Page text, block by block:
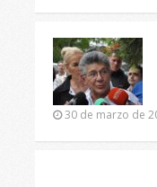
30 de marzo de